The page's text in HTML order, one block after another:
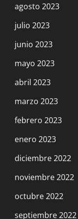
agosto 2023
julio 2023
junio 2023
mayo 2023
abril 2023
marzo 2023
febrero 2023
enero 2023
diciembre 2022
noviembre 2022
octubre 2022
septiembre 2022